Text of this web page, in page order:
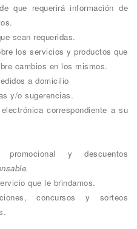
que requerirá información de
sean requeridas.
los servicios y productos que
cambios en los mismos.
a domicilio
y/o sugerencias.
correspondiente a su
promocional y descuentos
que le brindamos.
concursos y sorteos